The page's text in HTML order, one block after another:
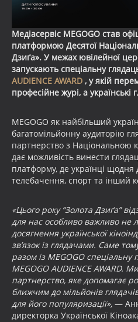
Медіасервіс MEGOGO став
платформою Десятої
Дзиґа». У межах ювілейної
запускають спеціальну
AUDIENCE AWARD , у якій
професійне журі, а українські
MEGOGO як найбільший
багатомільйонну аудиторію
партнерство з Національною
дає можливість винести
платформу, де українці щодня
телебачення, спорт та інший
«Цього року “Золота Дзиґа”
для нас особливо важливо не
досягнення української
зв’язок із глядачами. Саме
разом із MEGOGO спеціальну
MEGOGO AUDIENCE AWARD.
партнерство, яке допомагає
ближчим до мільйонів
для його популяризації», —
директорка Української